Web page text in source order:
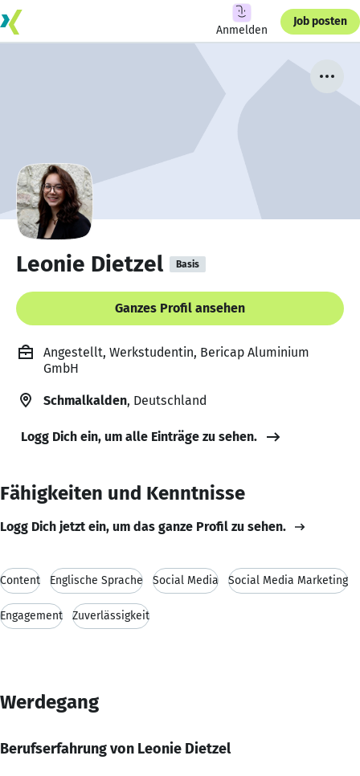
Anmelden
Job posten
Leonie Dietzel Basis
Ganzes Profil ansehen
Angestellt, Werkstudentin, Bericap Aluminium
GmbH
Schmalkalden, Deutschland
Logg Dich ein, um alle Einträge zu sehen.
Fähigkeiten und Kenntnisse
Logg Dich jetzt ein, um das ganze Profil zu sehen.
Content Englische Sprache Social Media Social Media Marketing
Engagement Zuverlässigkeit
Werdegang
Berufserfahrung von Leonie Dietzel